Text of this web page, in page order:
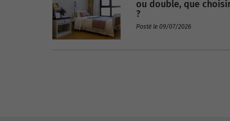
ou double, que
?
Posté le 09/07/2026